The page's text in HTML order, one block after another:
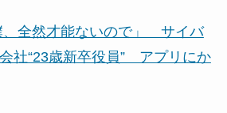
、全然才能ないので」 サイバ
社“23歳新卒役員” アプリにか